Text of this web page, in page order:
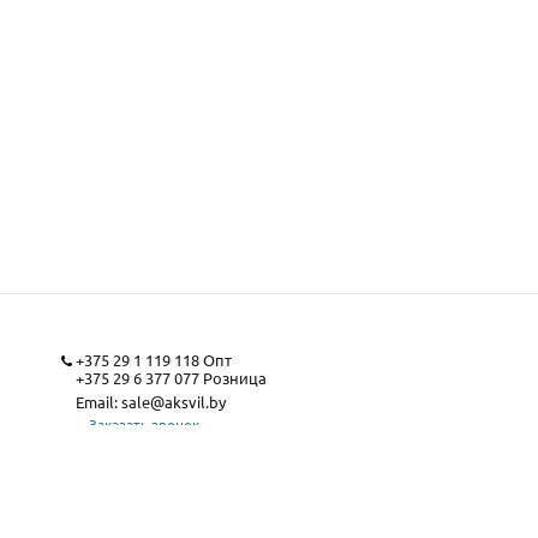
+375 29 1 119 118Опт
+375 29 6 377 077Розница
Email:sale@aksvil.by
Заказать звонок